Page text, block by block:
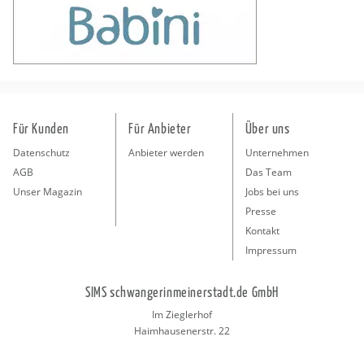
Für Kunden
Datenschutz
AGB
Unser Magazin
Für Anbieter
Anbieter werden
Über uns
Unternehmen
Das Team
Jobs bei uns
Presse
Kontakt
Impressum
SIMS schwangerinmeinerstadt.de GmbH
Im Zieglerhof
Haimhausenerstr. 22